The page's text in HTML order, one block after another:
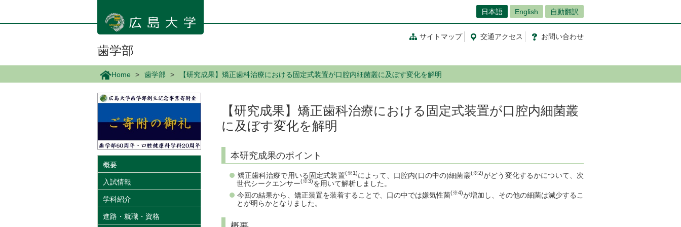
ン
日本語 English 自動翻訳
サイトマップ 交通アクセス お問い合わせ
歯学部
Home 歯学部 【研究成果】矯正歯科治療における固定式装置が口腔内細菌叢に及ぼす変化を解明
【研究成果】矯正歯科治療における固定式装置が口腔内細菌叢
に及ぼす変化を解明
本研究成果のポイント
矯正歯科治療で用いる固定式装置(※1)によって、口腔内(口の中の)細菌叢(※2)がどう変化するかについて、次
世代シークエンサー(※3)を用いて解析しました。
今回の結果から、矯正装置を装着することで、口の中では嫌気性菌(※4)が増加し、その他の細菌は減少するこ
とが明らかとなりました。
概要
入試情報
学科紹介
進路・就職・資格